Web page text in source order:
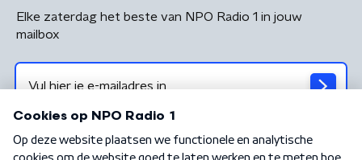
Elke zaterdag het beste van NPO Radio 1 in jouw
mailbox